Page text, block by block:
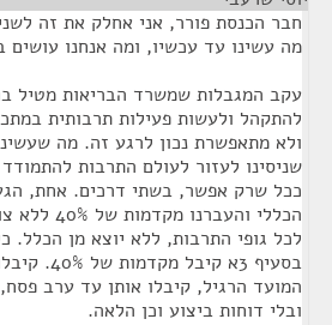
חבר הכנסת פורר, אני אחלק את זה
מה עשינו עד עכשיו, ומה אנחנו
עקב המגבלות שמשרד הבריאות מטיל
להתקהל ולעשות פעילות תרבותית
ולא מתאפשרת נכון לרגע זה. מה
שניסינו לעזור לעולם התרבות
ככל שרק אפשר, בשתי דרכים. אחת,
הכללי
לכל גופי התרבות, ללא יוצא מן הכלל.
בסעיף 3א
המועד הרגיל, קיבלו אותן עד ערב
ובלי דוחות ביצוע וכן הלאה.